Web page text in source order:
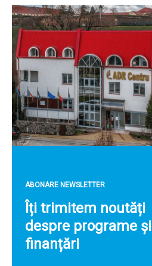
ABONARE NEWSLETTER
Îți trimitem noutăți
despre programe și
finanțări